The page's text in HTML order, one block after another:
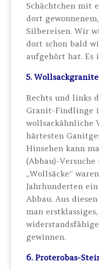
Schächtchen mit
dort
Silbereisen. Wir
dort schon bald
aufgehört hat.
5. Wollsackgranite
Rechts und links
Granit-Findlinge
wollsackähnliche
härtesten
Hinsehen kann
(Abbau)-
„Wollsäcke“
Jahrhunderten
Abbau. Aus
man
gewinnen.
6. Proterobas-